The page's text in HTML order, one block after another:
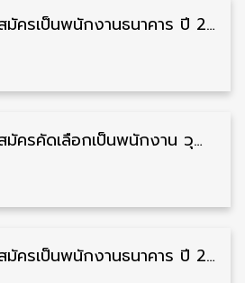
ธนาคารออมสิน รับสมัครเป็นพนักงานธนาคาร ปี 2569 หลายวุฒิ หลายตำแหน่ง กรอกใบสมัครออนไลน์
ธนาคารออมสิน รับสมัครคัดเลือกเป็นพนักงาน วุฒิ ป.ตรี หลายสาขา รับสมัคร 9 พฤษภาคม – 8 มิถุนายน
ธนาคารออมสิน รับสมัครเป็นพนักงานธนาคาร ปี 2568 หลายวุฒิ หลายตำแหน่ง กรอกใบสมัครออนไลน์